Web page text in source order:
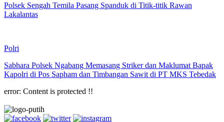
Polsek Sengah Temila Pasang Spanduk di Titik-titik Rawan
Lakalantas
Polri
Sabhara Polsek Ngabang Memasang Striker dan Maklumat Bapak
Kapolri di Pos Sapham dan Timbangan Sawit di PT MKS Tebedak
error: Content is protected !!